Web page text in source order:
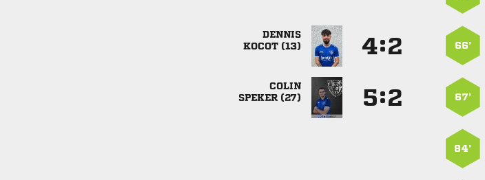

 
: 66’

 
: 67’
84’